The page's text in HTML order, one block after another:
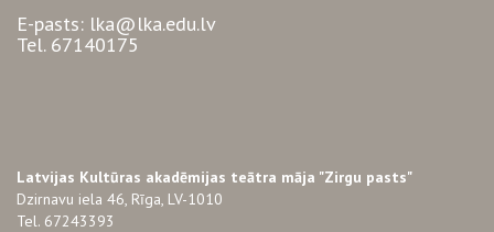
E-pasts: lka@lka.edu.lv
Tel. 67140175
Latvijas Kultūras akadēmijas teātra māja "Zirgu pasts"
Dzirnavu iela 46, Rīga, LV-1010
Tel. 67243393